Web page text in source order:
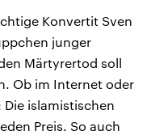
Konvertit Sven
junger
Märtyrertod soll
Ob im Internet oder
islamistischen
Preis. So auch